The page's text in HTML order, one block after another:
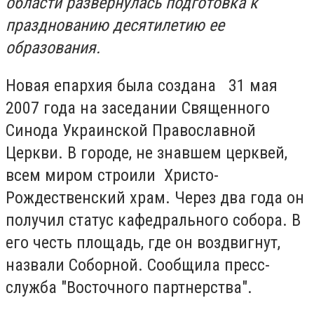
празднованию десятилетию ее
образования.
Новая епархия была создана 31 мая
2007 года на заседании Священного
Синода Украинской Православной
Церкви. В городе, не знавшем церквей,
всем миром строили Христо-
Рождественский храм. Через два года он
получил статус кафедрального собора. В
его честь площадь, где он воздвигнут,
назвали Соборной. Сообщила пресс-
служба "Восточного партнерства".